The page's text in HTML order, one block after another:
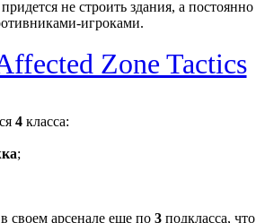
не строить здания, а постоянно
игроками.
Zone Tactics
4 класса:
;
своем арсенале еще по 3 подкласса, что